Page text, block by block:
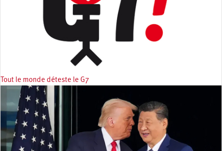
Tout le monde déteste le G7